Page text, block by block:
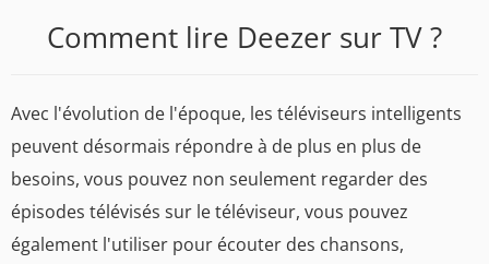
Comment lire Deezer sur TV ?
Avec l'évolution de l'époque, les téléviseurs intelligents
peuvent désormais répondre à de plus en plus de
besoins, vous pouvez non seulement regarder des
épisodes télévisés sur le téléviseur, vous pouvez
également l'utiliser pour écouter des chansons,